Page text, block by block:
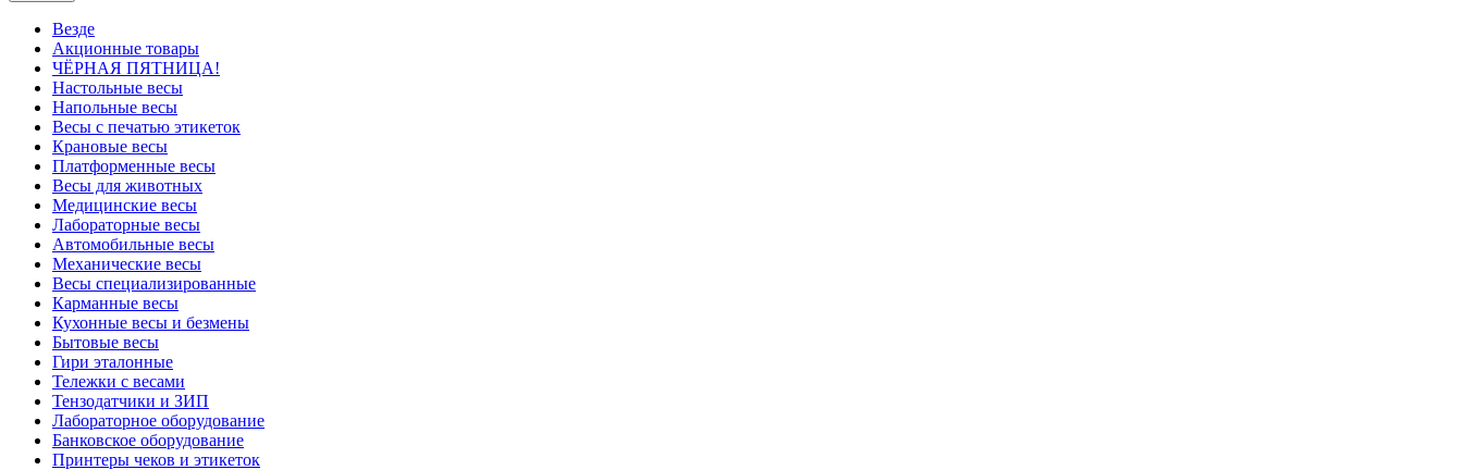
Везде
Акционные товары
ЧЁРНАЯ ПЯТНИЦА!
Настольные весы
Напольные весы
Весы с печатью этикеток
Крановые весы
Платформенные весы
Весы для животных
Медицинские весы
Лабораторные весы
Автомобильные весы
Механические весы
Весы специализированные
Карманные весы
Кухонные весы и безмены
Бытовые весы
Гири эталонные
Тележки с весами
Тензодатчики и ЗИП
Лабораторное оборудование
Банковское оборудование
Принтеры чеков и этикеток